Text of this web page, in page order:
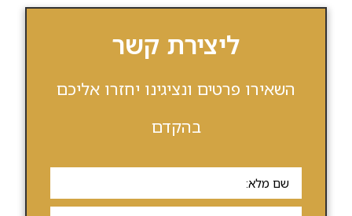
ליצירת קשר
השאירו פרטים ונציגינו יחזרו אליכם
בהקדם